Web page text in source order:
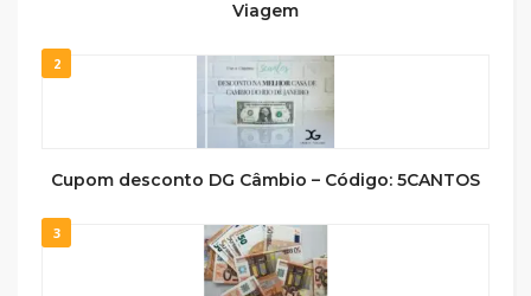
Viagem
2
Cupom desconto DG Câmbio – Código: 5CANTOS
3